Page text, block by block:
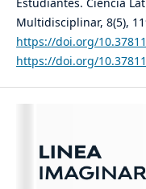
Multidisciplinar, 8(5),
https://doi.org/
https://doi.org/